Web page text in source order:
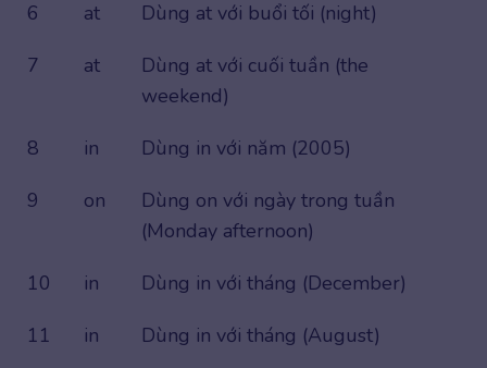
6
at
Dùng at với buổi tối (night)
7
at
Dùng at với cuối tuần (the
weekend)
8
in
Dùng in với năm (2005)
9
on
Dùng on với ngày trong tuần
(Monday afternoon)
10
in
Dùng in với tháng (December)
11
in
Dùng in với tháng (August)